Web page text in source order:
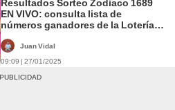
Resultados Sorteo Zodiaco 1689
EN VIVO: consulta lista de
números ganadores de la Lotería
Juan Vidal
09:09 | 27/01/2025